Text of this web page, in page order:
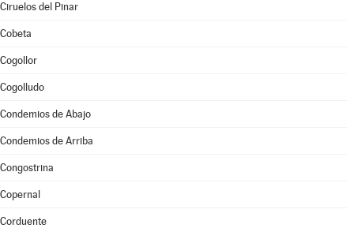
Ciruelos del Pinar
Cobeta
Cogollor
Cogolludo
Condemios de Abajo
Condemios de Arriba
Congostrina
Copernal
Corduente